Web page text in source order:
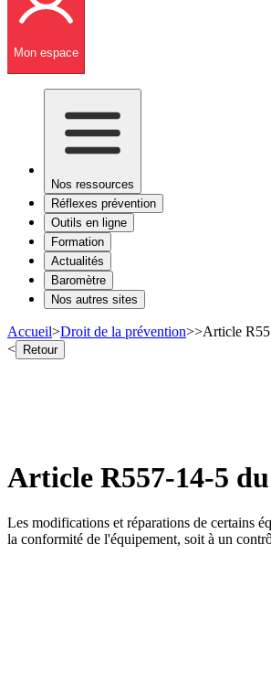
Mon espace
Nos ressources
Réflexes prévention
Outils en ligne
Formation
Actualités
Baromètre
Nos autres sites
Accueil>Droit de la prévention>>Article
< Retour
Article R557-14-5
Les modifications et réparations de certains
la conformité de l'équipement, soit à un